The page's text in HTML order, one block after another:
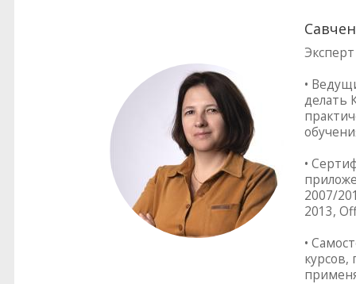
•
делать
•
2007/
2013,
•
курсов,